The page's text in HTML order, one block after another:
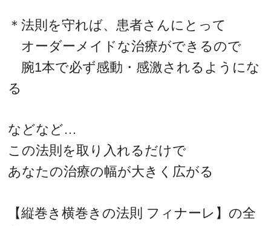
＊法則を守れば、患者さんにとって
オーダーメイドな治療ができるので
腕1本で必ず感動・感激されるようにな
る
などなど…
この法則を取り入れるだけで
あなたの治療の幅が大きく広がる
【縦巻き横巻きの法則 フィナーレ】の全